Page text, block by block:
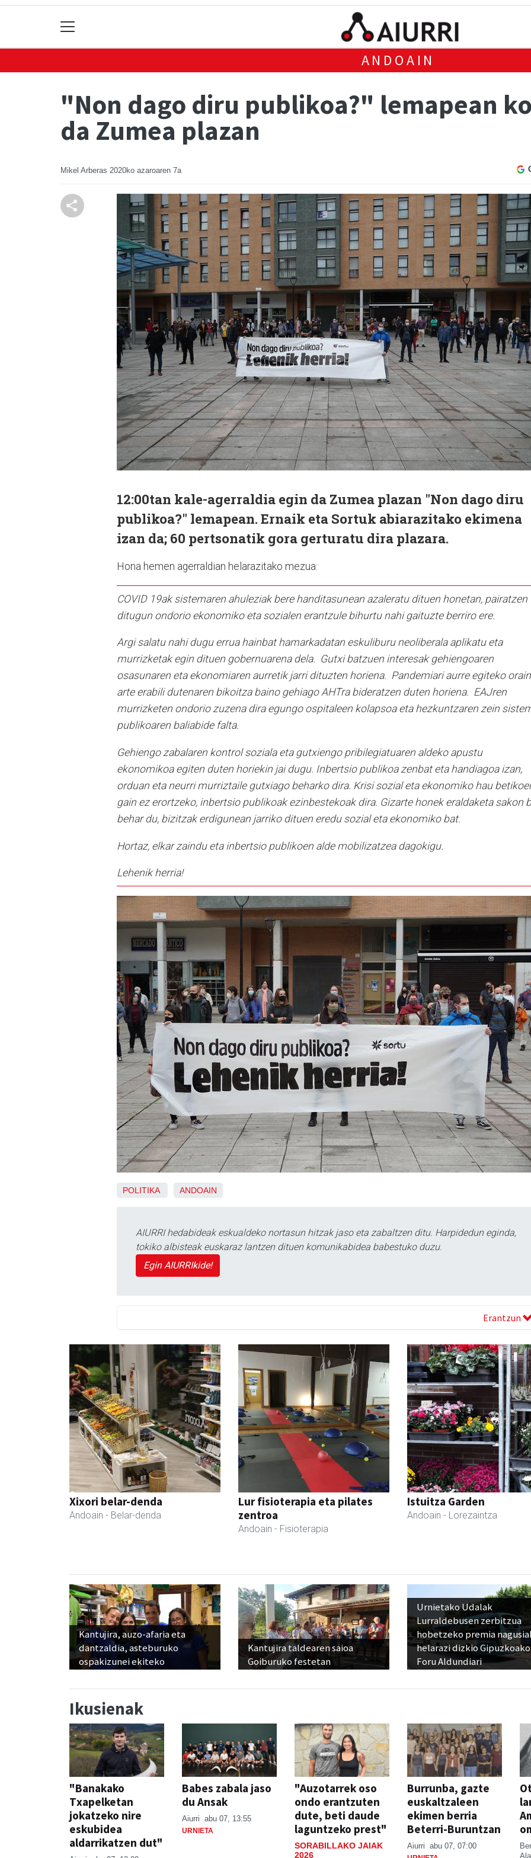
ANDOAIN
"Non dago diru publikoa?" lemapean
da Zumea plazan
Mikel Arberas 2020ko azaroaren 7a
12:00tan kale-agerraldia egin da Zumea plazan "Non dago diru
publikoa?" lemapean. Ernaik eta Sortuk abiarazitako ekimena
izan da; 60 pertsonatik gora gerturatu dira plazara.
Hona hemen agerraldian helarazitako mezua:
COVID 19ak sistemaren ahuleziak bere handitasunean azaleratu dituen honetan, pairatzen
ditugun ondorio ekonomiko eta sozialen erantzule bihurtu nahi gaituzte berriro ere.
Argi salatu nahi dugu errua hainbat hamarkadatan eskuliburu neoliberala aplikatu eta
murrizketak egin dituen gobernuarena dela. Gutxi batzuen interesak gehiengoaren
osasunaren eta ekonomiaren aurretik jarri dituzten horiena. Pandemiari aurre egiteko orain
arte erabili dutenaren bikoitza baino gehiago AHTra bideratzen duten horiena. EAJren
murrizketen ondorio zuzena dira egungo ospitaleen kolapsoa eta hezkuntzaren zein
publikoaren baliabide falta.
Gehiengo zabalaren kontrol soziala eta gutxiengo pribilegiatuaren aldeko apustu
ekonomikoa egiten duten horiekin jai dugu. Inbertsio publikoa zenbat eta handiagoa izan,
orduan eta neurri murriztaile gutxiago beharko dira. Krisi sozial eta ekonomiko hau
gain ez erortzeko, inbertsio publikoak ezinbestekoak dira. Gizarte honek eraldaketa sakon
behar du, bizitzak erdigunean jarriko dituen eredu sozial eta ekonomiko bat.
Hortaz, elkar zaindu eta inbertsio publikoen alde mobilizatzea dagokigu.
Lehenik herria!
POLITIKA ANDOAIN
AIURRI hedabideak eskualdeko nortasun hitzak jaso eta zabaltzen ditu. Harpidedun eginda,
tokiko albisteak euskaraz lantzen dituen komunikabidea babestuko duzu.
Egin AIURRIkide!
Erantzun
Xixori belar-denda
Andoain - Belar-denda
Lur fisioterapia eta pilates
zentroa
Andoain - Fisioterapia
Istuitza Garden
Andoain - Lorezaintza
Kantujira, auzo-afaria eta
dantzaldia, asteburuko
ospakizunei ekiteko
Kantujira taldearen saioa
Goiburuko festetan
Urnietako Udalak
Lurraldebusen zerbitzua
hobetzeko premia
helarazi dizkio Gipuzkoako
Foru Aldundiari
Ikusienak
"Banakako
Txapelketan
jokatzeko nire
eskubidea
aldarrikatzen dut"
Babes zabala jaso
du Ansak
Aiurri abu 07, 13:55
URNIETA
"Auzotarrek oso
ondo erantzuten
dute, beti daude
laguntzeko prest"
SORABILLAKO JAIAK
2026
Burrunba, gazte
euskaltzaleen
ekimen berria
Beterri-Buruntzan
Aiurri abu 07, 07:00